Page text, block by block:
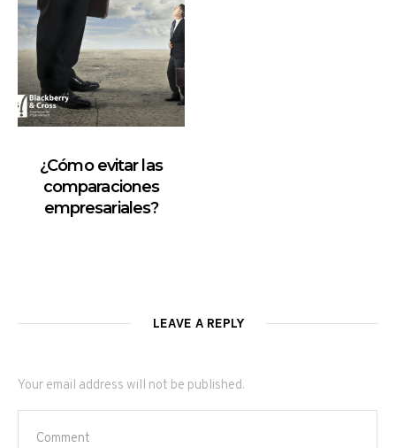
¿Cómo evitar las
comparaciones
empresariales?
LEAVE A REPLY
Your email address will not be published.